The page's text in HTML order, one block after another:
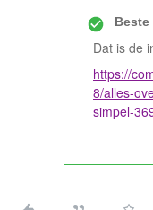
Dat is de
https://
8/alles-
simpel-